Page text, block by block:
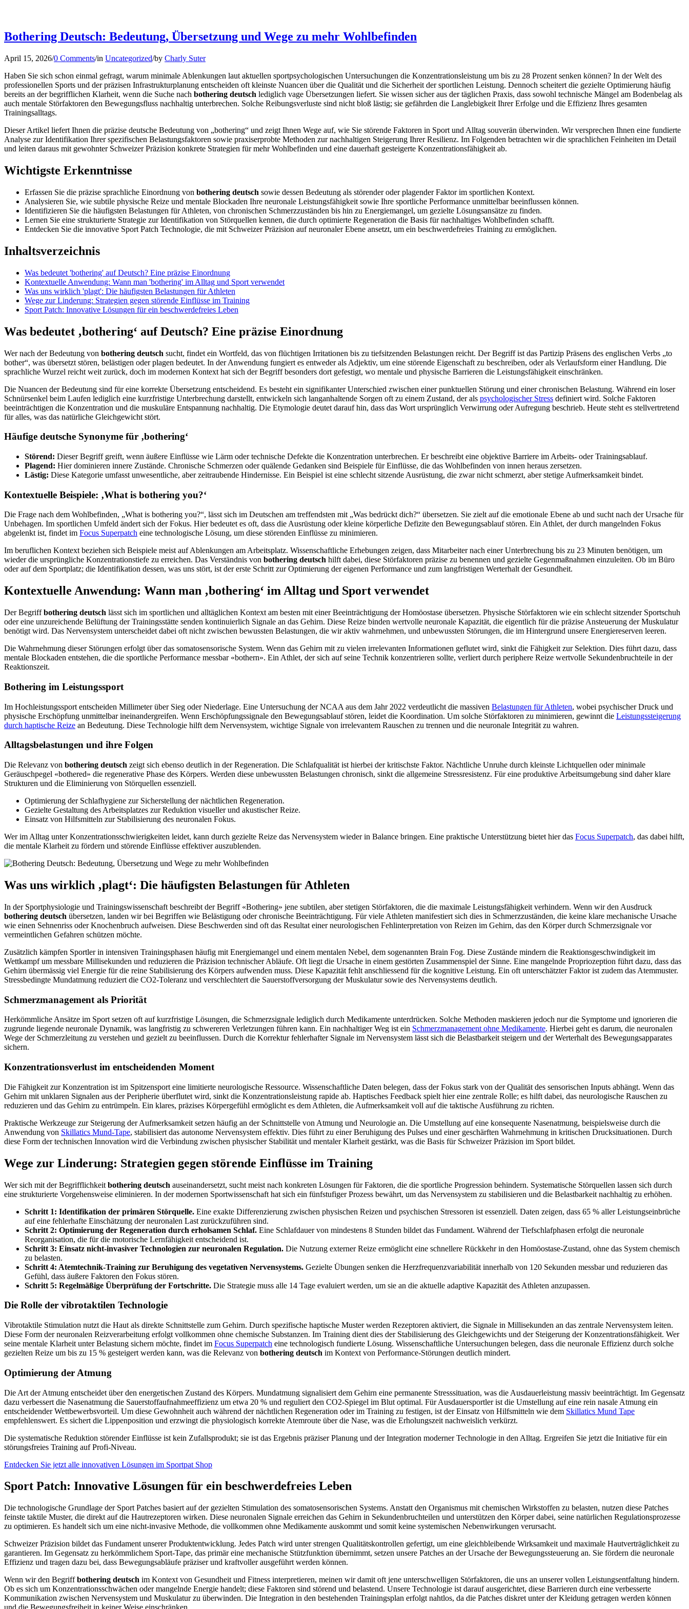
Bothering Deutsch: Bedeutung, Übersetzung und Wege zu mehr Wohlbefinden
April 15, 2026/0 Comments/in Uncategorized/by Charly Suter
Haben Sie sich schon einmal gefragt, warum minimale Ablenkungen laut aktuellen sportpsychologischen Untersuchungen die Konzentrationsleistung um bis zu 28 Prozent senken können? In der Welt des
professionellen Sports und der präzisen Infrastrukturplanung entscheiden oft kleinste Nuancen über die Qualität und die Sicherheit der sportlichen Leistung. Dennoch scheitert die gezielte Optimierung häufig
bereits an der begrifflichen Klarheit, wenn die Suche nach bothering deutsch lediglich vage Übersetzungen liefert. Sie wissen sicher aus der täglichen Praxis, dass sowohl technische Mängel am Bodenbelag als
auch mentale Störfaktoren den Bewegungsfluss nachhaltig unterbrechen. Solche Reibungsverluste sind nicht bloß lästig; sie gefährden die Langlebigkeit Ihrer Erfolge und die Effizienz Ihres gesamten
Trainingsalltags.
Dieser Artikel liefert Ihnen die präzise deutsche Bedeutung von „bothering“ und zeigt Ihnen Wege auf, wie Sie störende Faktoren in Sport und Alltag souverän überwinden. Wir versprechen Ihnen eine fundierte
Analyse zur Identifikation Ihrer spezifischen Belastungsfaktoren sowie praxiserprobte Methoden zur nachhaltigen Steigerung Ihrer Resilienz. Im Folgenden betrachten wir die sprachlichen Feinheiten im Detail
und leiten daraus mit gewohnter Schweizer Präzision konkrete Strategien für mehr Wohlbefinden und eine dauerhaft gesteigerte Konzentrationsfähigkeit ab.
Wichtigste Erkenntnisse
Erfassen Sie die präzise sprachliche Einordnung von bothering deutsch sowie dessen Bedeutung als störender oder plagender Faktor im sportlichen Kontext.
Analysieren Sie, wie subtile physische Reize und mentale Blockaden Ihre neuronale Leistungsfähigkeit sowie Ihre sportliche Performance unmittelbar beeinflussen können.
Identifizieren Sie die häufigsten Belastungen für Athleten, von chronischen Schmerzzuständen bis hin zu Energiemangel, um gezielte Lösungsansätze zu finden.
Lernen Sie eine strukturierte Strategie zur Identifikation von Störquellen kennen, die durch optimierte Regeneration die Basis für nachhaltiges Wohlbefinden schafft.
Entdecken Sie die innovative Sport Patch Technologie, die mit Schweizer Präzision auf neuronaler Ebene ansetzt, um ein beschwerdefreies Training zu ermöglichen.
Inhaltsverzeichnis
Was bedeutet 'bothering' auf Deutsch? Eine präzise Einordnung
Kontextuelle Anwendung: Wann man 'bothering' im Alltag und Sport verwendet
Was uns wirklich 'plagt': Die häufigsten Belastungen für Athleten
Wege zur Linderung: Strategien gegen störende Einflüsse im Training
Sport Patch: Innovative Lösungen für ein beschwerdefreies Leben
Was bedeutet ‚bothering‘ auf Deutsch? Eine präzise Einordnung
Wer nach der Bedeutung von bothering deutsch sucht, findet ein Wortfeld, das von flüchtigen Irritationen bis zu tiefsitzenden Belastungen reicht. Der Begriff ist das Partizip Präsens des englischen Verbs „to
bother“, was übersetzt stören, belästigen oder plagen bedeutet. In der Anwendung fungiert es entweder als Adjektiv, um eine störende Eigenschaft zu beschreiben, oder als Verlaufsform einer Handlung. Die
sprachliche Wurzel reicht weit zurück, doch im modernen Kontext hat sich der Begriff besonders dort gefestigt, wo mentale und physische Barrieren die Leistungsfähigkeit einschränken.
Die Nuancen der Bedeutung sind für eine korrekte Übersetzung entscheidend. Es besteht ein signifikanter Unterschied zwischen einer punktuellen Störung und einer chronischen Belastung. Während ein loser
Schnürsenkel beim Laufen lediglich eine kurzfristige Unterbrechung darstellt, entwickeln sich langanhaltende Sorgen oft zu einem Zustand, der als psychologischer Stress definiert wird. Solche Faktoren
beeinträchtigen die Konzentration und die muskuläre Entspannung nachhaltig. Die Etymologie deutet darauf hin, dass das Wort ursprünglich Verwirrung oder Aufregung beschrieb. Heute steht es stellvertretend
für alles, was das natürliche Gleichgewicht stört.
Häufige deutsche Synonyme für ‚bothering‘
Störend: Dieser Begriff greift, wenn äußere Einflüsse wie Lärm oder technische Defekte die Konzentration unterbrechen. Er beschreibt eine objektive Barriere im Arbeits- oder Trainingsablauf.
Plagend: Hier dominieren innere Zustände. Chronische Schmerzen oder quälende Gedanken sind Beispiele für Einflüsse, die das Wohlbefinden von innen heraus zersetzen.
Lästig: Diese Kategorie umfasst unwesentliche, aber zeitraubende Hindernisse. Ein Beispiel ist eine schlecht sitzende Ausrüstung, die zwar nicht schmerzt, aber stetige Aufmerksamkeit bindet.
Kontextuelle Beispiele: ‚What is bothering you?‘
Die Frage nach dem Wohlbefinden, „What is bothering you?“, lässt sich im Deutschen am treffendsten mit „Was bedrückt dich?“ übersetzen. Sie zielt auf die emotionale Ebene ab und sucht nach der Ursache für
Unbehagen. Im sportlichen Umfeld ändert sich der Fokus. Hier bedeutet es oft, dass die Ausrüstung oder kleine körperliche Defizite den Bewegungsablauf stören. Ein Athlet, der durch mangelnden Fokus
abgelenkt ist, findet im Focus Superpatch eine technologische Lösung, um diese störenden Einflüsse zu minimieren.
Im beruflichen Kontext beziehen sich Beispiele meist auf Ablenkungen am Arbeitsplatz. Wissenschaftliche Erhebungen zeigen, dass Mitarbeiter nach einer Unterbrechung bis zu 23 Minuten benötigen, um
wieder die ursprüngliche Konzentrationstiefe zu erreichen. Das Verständnis von bothering deutsch hilft dabei, diese Störfaktoren präzise zu benennen und gezielte Gegenmaßnahmen einzuleiten. Ob im Büro
oder auf dem Sportplatz; die Identifikation dessen, was uns stört, ist der erste Schritt zur Optimierung der eigenen Performance und zum langfristigen Werterhalt der Gesundheit.
Kontextuelle Anwendung: Wann man ‚bothering‘ im Alltag und Sport verwendet
Der Begriffbothering deutsch lässt sich im sportlichen und alltäglichen Kontext am besten mit einer Beeinträchtigung der Homöostase übersetzen. Physische Störfaktoren wie ein schlecht sitzender Sportschuh
oder eine unzureichende Belüftung der Trainingsstätte senden kontinuierlich Signale an das Gehirn. Diese Reize binden wertvolle neuronale Kapazität, die eigentlich für die präzise Ansteuerung der Muskulatur
benötigt wird. Das Nervensystem unterscheidet dabei oft nicht zwischen bewussten Belastungen, die wir aktiv wahrnehmen, und unbewussten Störungen, die im Hintergrund unsere Energiereserven leeren.
Die Wahrnehmung dieser Störungen erfolgt über das somatosensorische System. Wenn das Gehirn mit zu vielen irrelevanten Informationen geflutet wird, sinkt die Fähigkeit zur Selektion. Dies führt dazu, dass
mentale Blockaden entstehen, die die sportliche Performance messbar «bothern». Ein Athlet, der sich auf seine Technik konzentrieren sollte, verliert durch periphere Reize wertvolle Sekundenbruchteile in der
Reaktionszeit.
Bothering im Leistungssport
Im Hochleistungssport entscheiden Millimeter über Sieg oder Niederlage. Eine Untersuchung der NCAA aus dem Jahr 2022 verdeutlicht die massiven Belastungen für Athleten, wobei psychischer Druck und
physische Erschöpfung unmittelbar ineinandergreifen. Wenn Erschöpfungssignale den Bewegungsablauf stören, leidet die Koordination. Um solche Störfaktoren zu minimieren, gewinnt die Leistungssteigerung
durch haptische Reize an Bedeutung. Diese Technologie hilft dem Nervensystem, wichtige Signale von irrelevantem Rauschen zu trennen und die neuronale Integrität zu wahren.
Alltagsbelastungen und ihre Folgen
Die Relevanz von bothering deutsch zeigt sich ebenso deutlich in der Regeneration. Die Schlafqualität ist hierbei der kritischste Faktor. Nächtliche Unruhe durch kleinste Lichtquellen oder minimale
Geräuschpegel «bothered» die regenerative Phase des Körpers. Werden diese unbewussten Belastungen chronisch, sinkt die allgemeine Stressresistenz. Für eine produktive Arbeitsumgebung sind daher klare
Strukturen und die Eliminierung von Störquellen essenziell.
Optimierung der Schlafhygiene zur Sicherstellung der nächtlichen Regeneration.
Gezielte Gestaltung des Arbeitsplatzes zur Reduktion visueller und akustischer Reize.
Einsatz von Hilfsmitteln zur Stabilisierung des neuronalen Fokus.
Wer im Alltag unter Konzentrationsschwierigkeiten leidet, kann durch gezielte Reize das Nervensystem wieder in Balance bringen. Eine praktische Unterstützung bietet hier das Focus Superpatch, das dabei hilft,
die mentale Klarheit zu fördern und störende Einflüsse effektiver auszublenden.
Was uns wirklich ‚plagt‘: Die häufigsten Belastungen für Athleten
In der Sportphysiologie und Trainingswissenschaft beschreibt der Begriff «Bothering» jene subtilen, aber stetigen Störfaktoren, die die maximale Leistungsfähigkeit verhindern. Wenn wir den Ausdruck
bothering deutsch übersetzen, landen wir bei Begriffen wie Belästigung oder chronische Beeinträchtigung. Für viele Athleten manifestiert sich dies in Schmerzzuständen, die keine klare mechanische Ursache
wie einen Sehnenriss oder Knochenbruch aufweisen. Diese Beschwerden sind oft das Resultat einer neurologischen Fehlinterpretation von Reizen im Gehirn, das den Körper durch Schmerzsignale vor
vermeintlichen Gefahren schützen möchte.
Zusätzlich kämpfen Sportler in intensiven Trainingsphasen häufig mit Energiemangel und einem mentalen Nebel, dem sogenannten Brain Fog. Diese Zustände mindern die Reaktionsgeschwindigkeit im
Wettkampf um messbare Millisekunden und reduzieren die Präzision technischer Abläufe. Oft liegt die Ursache in einem gestörten Zusammenspiel der Sinne. Eine mangelnde Propriozeption führt dazu, dass das
Gehirn übermässig viel Energie für die reine Stabilisierung des Körpers aufwenden muss. Diese Kapazität fehlt anschliessend für die kognitive Leistung. Ein oft unterschätzter Faktor ist zudem das Atemmuster.
Stressbedingte Mundatmung reduziert die CO2-Toleranz und verschlechtert die Sauerstoffversorgung der Muskulatur sowie des Nervensystems deutlich.
Schmerzmanagement als Priorität
Herkömmliche Ansätze im Sport setzen oft auf kurzfristige Lösungen, die Schmerzsignale lediglich durch Medikamente unterdrücken. Solche Methoden maskieren jedoch nur die Symptome und ignorieren die
zugrunde liegende neuronale Dynamik, was langfristig zu schwereren Verletzungen führen kann. Ein nachhaltiger Weg ist ein Schmerzmanagement ohne Medikamente. Hierbei geht es darum, die neuronalen
Wege der Schmerzleitung zu verstehen und gezielt zu beeinflussen. Durch die Korrektur fehlerhafter Signale im Nervensystem lässt sich die Belastbarkeit steigern und der Werterhalt des Bewegungsapparates
sichern.
Konzentrationsverlust im entscheidenden Moment
Die Fähigkeit zur Konzentration ist im Spitzensport eine limitierte neurologische Ressource. Wissenschaftliche Daten belegen, dass der Fokus stark von der Qualität des sensorischen Inputs abhängt. Wenn das
Gehirn mit unklaren Signalen aus der Peripherie überflutet wird, sinkt die Konzentrationsleistung rapide ab. Haptisches Feedback spielt hier eine zentrale Rolle; es hilft dabei, das neurologische Rauschen zu
reduzieren und das Gehirn zu entrümpeln. Ein klares, präzises Körpergefühl ermöglicht es dem Athleten, die Aufmerksamkeit voll auf die taktische Ausführung zu richten.
Praktische Werkzeuge zur Steigerung der Aufmerksamkeit setzen häufig an der Schnittstelle von Atmung und Neurologie an. Die Umstellung auf eine konsequente Nasenatmung, beispielsweise durch die
Anwendung von Skillatics Mund-Tape, stabilisiert das autonome Nervensystem effektiv. Dies führt zu einer Beruhigung des Pulses und einer geschärften Wahrnehmung in kritischen Drucksituationen. Durch
diese Form der technischen Innovation wird die Verbindung zwischen physischer Stabilität und mentaler Klarheit gestärkt, was die Basis für Schweizer Präzision im Sport bildet.
Wege zur Linderung: Strategien gegen störende Einflüsse im Training
Wer sich mit der Begrifflichkeit bothering deutsch auseinandersetzt, sucht meist nach konkreten Lösungen für Faktoren, die die sportliche Progression behindern. Systematische Störquellen lassen sich durch
eine strukturierte Vorgehensweise eliminieren. In der modernen Sportwissenschaft hat sich ein fünfstufiger Prozess bewährt, um das Nervensystem zu stabilisieren und die Belastbarkeit nachhaltig zu erhöhen.
Schritt 1: Identifikation der primären Störquelle. Eine exakte Differenzierung zwischen physischen Reizen und psychischen Stressoren ist essenziell. Daten zeigen, dass 65 % aller Leistungseinbrüche
auf eine fehlerhafte Einschätzung der neuronalen Last zurückzuführen sind.
Schritt 2: Optimierung der Regeneration durch erholsamen Schlaf. Eine Schlafdauer von mindestens 8 Stunden bildet das Fundament. Während der Tiefschlafphasen erfolgt die neuronale
Reorganisation, die für die motorische Lernfähigkeit entscheidend ist.
Schritt 3: Einsatz nicht-invasiver Technologien zur neuronalen Regulation. Die Nutzung externer Reize ermöglicht eine schnellere Rückkehr in den Homöostase-Zustand, ohne das System chemisch
zu belasten.
Schritt 4: Atemtechnik-Training zur Beruhigung des vegetativen Nervensystems. Gezielte Übungen senken die Herzfrequenzvariabilität innerhalb von 120 Sekunden messbar und reduzieren das
Gefühl, dass äußere Faktoren den Fokus stören.
Schritt 5: Regelmäßige Überprüfung der Fortschritte. Die Strategie muss alle 14 Tage evaluiert werden, um sie an die aktuelle adaptive Kapazität des Athleten anzupassen.
Die Rolle der vibrotaktilen Technologie
Vibrotaktile Stimulation nutzt die Haut als direkte Schnittstelle zum Gehirn. Durch spezifische haptische Muster werden Rezeptoren aktiviert, die Signale in Millisekunden an das zentrale Nervensystem leiten.
Diese Form der neuronalen Reizverarbeitung erfolgt vollkommen ohne chemische Substanzen. Im Training dient dies der Stabilisierung des Gleichgewichts und der Steigerung der Konzentrationsfähigkeit. Wer
seine mentale Klarheit unter Belastung sichern möchte, findet im Focus Superpatch eine technologisch fundierte Lösung. Wissenschaftliche Untersuchungen belegen, dass die neuronale Effizienz durch solche
gezielten Reize um bis zu 15 % gesteigert werden kann, was die Relevanz von bothering deutsch im Kontext von Performance-Störungen deutlich mindert.
Optimierung der Atmung
Die Art der Atmung entscheidet über den energetischen Zustand des Körpers. Mundatmung signalisiert dem Gehirn eine permanente Stresssituation, was die Ausdauerleistung massiv beeinträchtigt. Im Gegensatz
dazu verbessert die Nasenatmung die Sauerstoffaufnahmeeffizienz um etwa 20 % und reguliert den CO2-Spiegel im Blut optimal. Für Ausdauersportler ist die Umstellung auf eine rein nasale Atmung ein
entscheidender Wettbewerbsvorteil. Um diese Gewohnheit auch während der nächtlichen Regeneration oder im Training zu festigen, ist der Einsatz von Hilfsmitteln wie dem Skillatics Mund Tape
empfehlenswert. Es sichert die Lippenposition und erzwingt die physiologisch korrekte Atemroute über die Nase, was die Erholungszeit nachweislich verkürzt.
Die systematische Reduktion störender Einflüsse ist kein Zufallsprodukt; sie ist das Ergebnis präziser Planung und der Integration moderner Technologie in den Alltag. Ergreifen Sie jetzt die Initiative für ein
störungsfreies Training auf Profi-Niveau.
Entdecken Sie jetzt alle innovativen Lösungen im Sportpat Shop
Sport Patch: Innovative Lösungen für ein beschwerdefreies Leben
Die technologische Grundlage der Sport Patches basiert auf der gezielten Stimulation des somatosensorischen Systems. Anstatt den Organismus mit chemischen Wirkstoffen zu belasten, nutzen diese Patches
feinste taktile Muster, die direkt auf die Hautrezeptoren wirken. Diese neuronalen Signale erreichen das Gehirn in Sekundenbruchteilen und unterstützen den Körper dabei, seine natürlichen Regulationsprozesse
zu optimieren. Es handelt sich um eine nicht-invasive Methode, die vollkommen ohne Medikamente auskommt und somit keine systemischen Nebenwirkungen verursacht.
Schweizer Präzision bildet das Fundament unserer Produktentwicklung. Jedes Patch wird unter strengen Qualitätskontrollen gefertigt, um eine gleichbleibende Wirksamkeit und maximale Hautverträglichkeit zu
garantieren. Im Gegensatz zu herkömmlichem Sport-Tape, das primär eine mechanische Stützfunktion übernimmt, setzen unsere Patches an der Ursache der Bewegungssteuerung an. Sie fördern die neuronale
Effizienz und tragen dazu bei, dass Bewegungsabläufe präziser und kraftvoller ausgeführt werden können.
Wenn wir den Begriffbothering deutsch im Kontext von Gesundheit und Fitness interpretieren, meinen wir damit oft jene unterschwelligen Störfaktoren, die uns an unserer vollen Leistungsentfaltung hindern.
Ob es sich um Konzentrationsschwächen oder mangelnde Energie handelt; diese Faktoren sind störend und belastend. Unsere Technologie ist darauf ausgerichtet, diese Barrieren durch eine verbesserte
Kommunikation zwischen Nervensystem und Muskulatur zu überwinden. Die Integration in den bestehenden Trainingsplan erfolgt nahtlos, da die Patches diskret unter der Kleidung getragen werden können